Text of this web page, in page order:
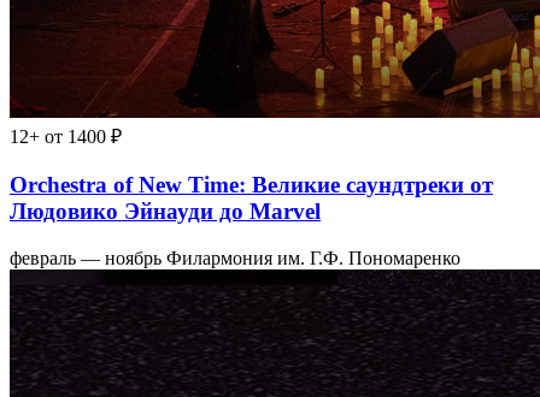
12+ от 1400 ₽
Orchestra of New Time: Великие саундтреки от
Людовико Эйнауди до Marvel
февраль — ноябрь Филармония им. Г.Ф. Пономаренко